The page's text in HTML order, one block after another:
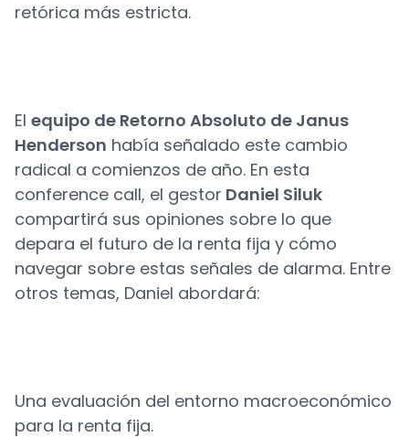
retórica más estricta.
El equipo de Retorno Absoluto de Janus
Henderson había señalado este cambio
radical a comienzos de año. En esta
conference call, el gestor Daniel Siluk
compartirá sus opiniones sobre lo que
depara el futuro de la renta fija y cómo
navegar sobre estas señales de alarma. Entre
otros temas, Daniel abordará:
Una evaluación del entorno macroeconómico
para la renta fija.